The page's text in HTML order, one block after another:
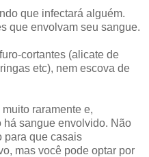
que infectará alguém.
que envolvam seu sangue.
cortantes (alicate de
etc), nem escova de
raramente e,
sangue envolvido. Não
para que casais
mas você pode optar por